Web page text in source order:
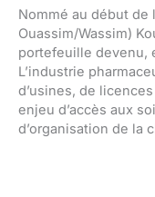
Nommé au début de
Ouassim/Wassim)
portefeuille devenu,
L’industrie
d’usines, de
enjeu d’accès aux
d’organisation de la